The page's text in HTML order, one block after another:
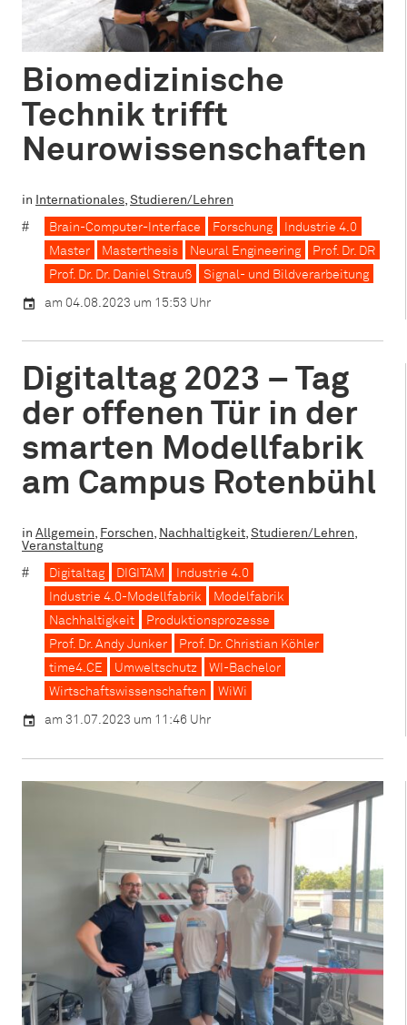
Biomedizinische
Technik trifft
Neurowissenschaften
in Internationales, Studieren/Lehren
Brain-Computer-Interface Forschung
Industrie 4.0
Master
Masterthesis Neural Engineering
Prof. Dr. DR
Prof. Dr. Dr. Daniel Strauß
Signal- und Bildverarbeitung
am 04.08.2023 um 15:53 Uhr
Digitaltag 2023 – Tag
der offenen Tür in der
smarten Modellfabrik
am Campus Rotenbühl
in Allgemein, Forschen, Nachhaltigkeit, Studieren/Lehren,
Veranstaltung
Digitaltag DIGITAM
Industrie 4.0
Industrie 4.0-Modellfabrik
Modelfabrik
Nachhaltigkeit
Produktionsprozesse
Prof. Dr. Andy Junker
Prof. Dr. Christian Köhler
time4.CE
Umweltschutz
WI-Bachelor
Wirtschaftswissenschaften
WiWi
am 31.07.2023 um 11:46 Uhr